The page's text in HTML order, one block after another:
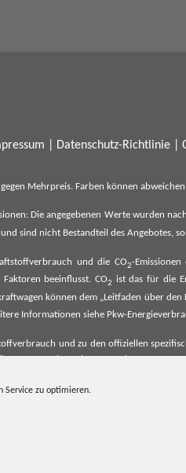
Service zu optimieren.
Datenschutz-Richtlinie
Mehrpreis. Farben können
Die angegebenen Werte wurden
sind nicht Bestandteil des Angebotes,
und die CO2-
beeinflusst. CO2
ist das für die
können dem „Leitfaden über
Informationen siehe Pkw-
und zu den offiziellen
Stromverbrauch neuer Pkw